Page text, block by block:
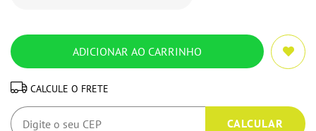
CALCULE O FRETE